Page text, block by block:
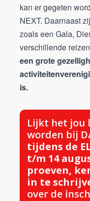
kan er gegeten
NEXT. Daarnaast
zoals een Gala,
verschillende
een grote
is.
Lijkt het jou
worden bij
tijdens de
t/m 14
proeven,
in te
over de